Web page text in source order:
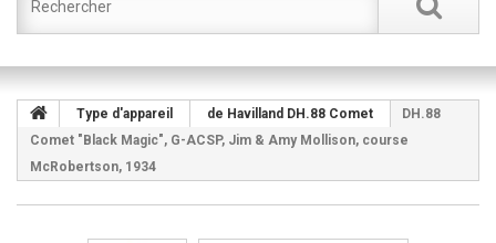
Type d'appareil de Havilland DH.88 Comet
DH.88
Comet "Black Magic", G-ACSP, Jim & Amy Mollison, course
McRobertson, 1934